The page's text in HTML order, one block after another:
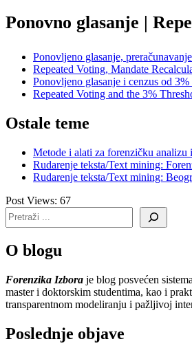
Ponovno glasanje |
Ponovljeno glasanje,
Repeated Voting, Mandate
Ponovljeno glasanje i cenzus od
Repeated Voting and the 3%
Ostale teme
Metode i alati za forenzičku analizu
Rudarenje teksta/Text mining:
Rudarenje teksta/Text mining:
Post Views: 67
O blogu
Forenzika Izbora je blog posvećen
master i doktorskim studentima, kao i
transparentnom modeliranju i pažljivoj
Poslednje objave